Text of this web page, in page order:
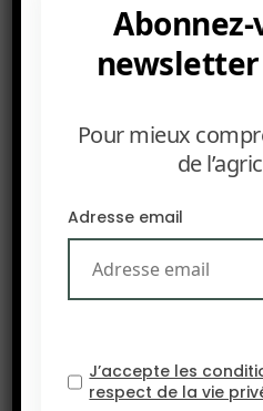
Abonnez-
Pour mieux
de
Adresse email
J’accepte les
respect de la vie